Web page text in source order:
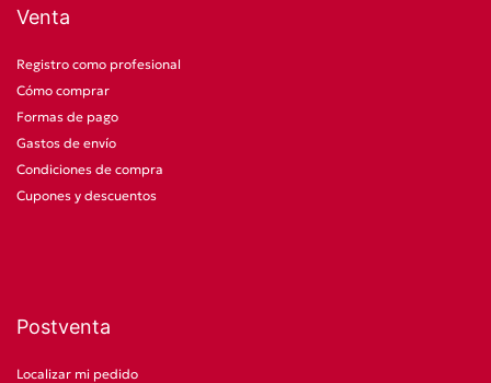
Venta
Registro como profesional
Cómo comprar
Formas de pago
Gastos de envío
Condiciones de compra
Cupones y descuentos
Postventa
Localizar mi pedido